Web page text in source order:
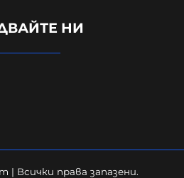
в ЕС,НИ
| Всички права запазени.